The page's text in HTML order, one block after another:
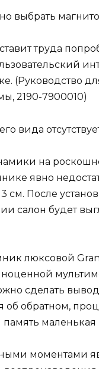
выбрать
труда
(Руководство
2190-7900010)
вида
на
явно
см. После
салон будет
люксовой
сделать
об обратном,
память маленькая
моментами